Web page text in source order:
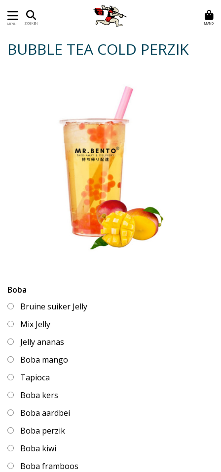
MENU ZOEKEN MAND
BUBBLE TEA COLD PERZIK
Boba
Bruine suiker Jelly
Mix Jelly
Jelly ananas
Boba mango
Tapioca
Boba kers
Boba aardbei
Boba perzik
Boba kiwi
Boba framboos